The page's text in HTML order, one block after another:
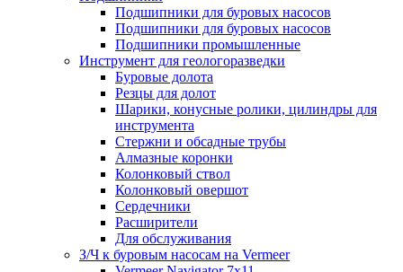
Подшипники для буровых насосов
Подшипники для буровых насосов
Подшипники промышленные
Инструмент для геологоразведки
Буровые долота
Резцы для долот
Шарики, конусные ролики, цилиндры для
инструмента
Стержни и обсадные трубы
Алмазные коронки
Колонковый ствол
Колонковый овершот
Сердечники
Расширители
Для обслуживания
З/Ч к буровым насосам на Vermeer